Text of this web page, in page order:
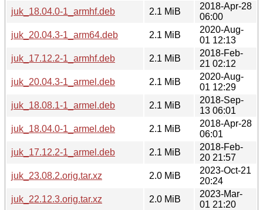
juk_18.04.0-1_armhf.deb
2.1 MiB
2018-Apr-28
06:00
juk_20.04.3-1_arm64.deb
2.1 MiB
2020-Aug-
01 12:13
juk_17.12.2-1_armhf.deb
2.1 MiB
2018-Feb-
21 02:12
juk_20.04.3-1_armel.deb
2.1 MiB
2020-Aug-
01 12:29
juk_18.08.1-1_armel.deb
2.1 MiB
2018-Sep-
13 06:01
juk_18.04.0-1_armel.deb
2.1 MiB
2018-Apr-28
06:01
juk_17.12.2-1_armel.deb
2.1 MiB
2018-Feb-
20 21:57
juk_23.08.2.orig.tar.xz
2.0 MiB
2023-Oct-21
20:24
juk_22.12.3.orig.tar.xz
2.0 MiB
2023-Mar-
01 21:20